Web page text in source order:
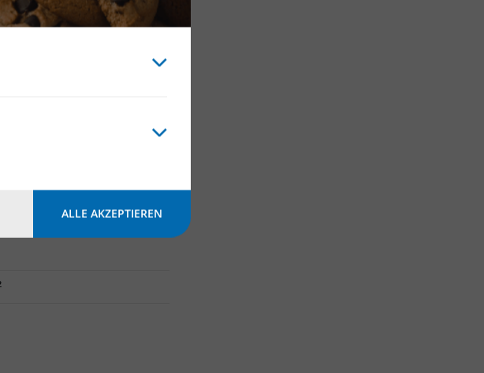
und vermittelnd an
2 ebenerdige Tore
ALLE AKZEPTIEREN